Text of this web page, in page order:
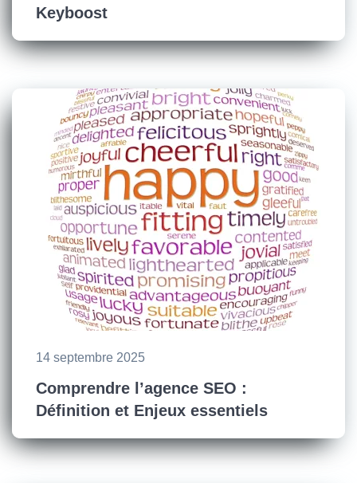
Keyboost
14 septembre 2025
Comprendre l’agence SEO :
Définition et Enjeux essentiels